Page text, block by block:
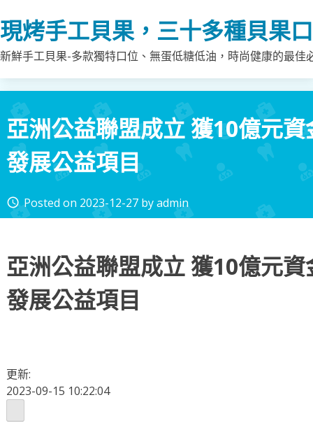
to
content
現烤手工貝果，三十多種貝果
新鮮手工貝果-多款獨特口位、無蛋低糖低油，時尚健康的最
亞洲公益聯盟成立 獲10億元
發展公益項目
access_time Posted on 2023-12-27 byadmin
亞洲公益聯盟成立 獲10億元
發展公益項目
更新:
2023-09-15 10:22:04